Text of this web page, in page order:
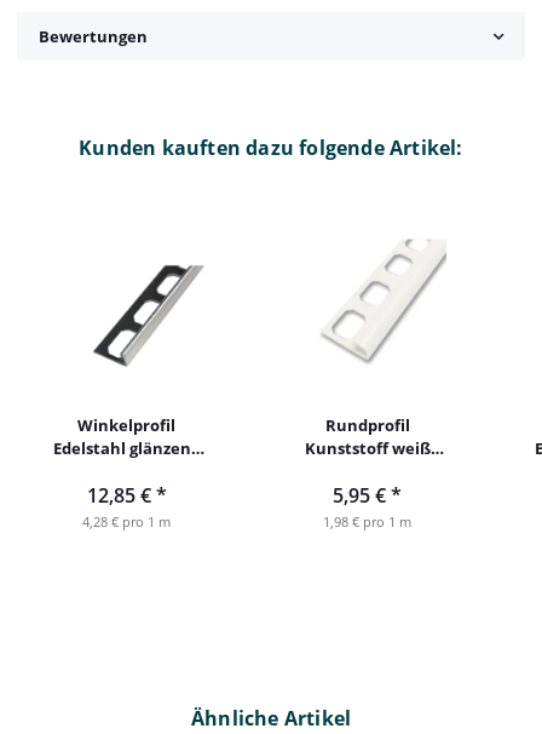
Bewertungen
Kunden kauften dazu folgende Artikel:
Winkelprofil
Edelstahl glänzend
1,0 mm
12,85 €*
4,28 € pro 1 m
Rundprofil
Kunststoff weiß
brillantweiß
5,95 €*
1,98 € pro 1 m
Ähnliche Artikel